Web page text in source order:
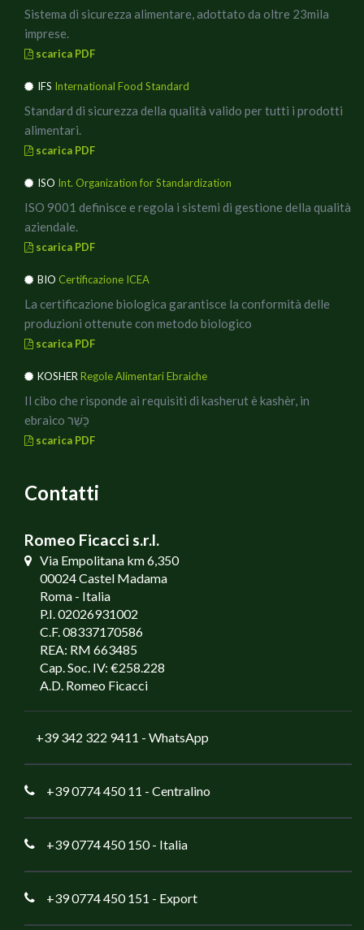
Sistema di sicurezza alimentare, adottato da oltre 23mila
imprese.
scarica PDF
IFS International Food Standard
Standard di sicurezza della qualità valido per tutti i prodotti
alimentari.
scarica PDF
ISO Int. Organization for Standardization
ISO 9001 definisce e regola i sistemi di gestione della qualità
aziendale.
scarica PDF
BIO Certificazione ICEA
La certificazione biologica garantisce la conformità delle
produzioni ottenute con metodo biologico
scarica PDF
KOSHER Regole Alimentari Ebraiche
Il cibo che risponde ai requisiti di kasherut è kashèr, in
ebraico כָּשֵׁר
scarica PDF
Contatti
Romeo Ficacci s.r.l.
Via Empolitana km 6,350
00024 Castel Madama
Roma - Italia
P.I. 02026931002
C.F. 08337170586
REA: RM 663485
Cap. Soc. IV: €258.228
A.D. Romeo Ficacci
+39 342 322 9411 - WhatsApp
+39 0774 450 11 - Centralino
+39 0774 450 150- Italia
+39 0774 450 151 - Export